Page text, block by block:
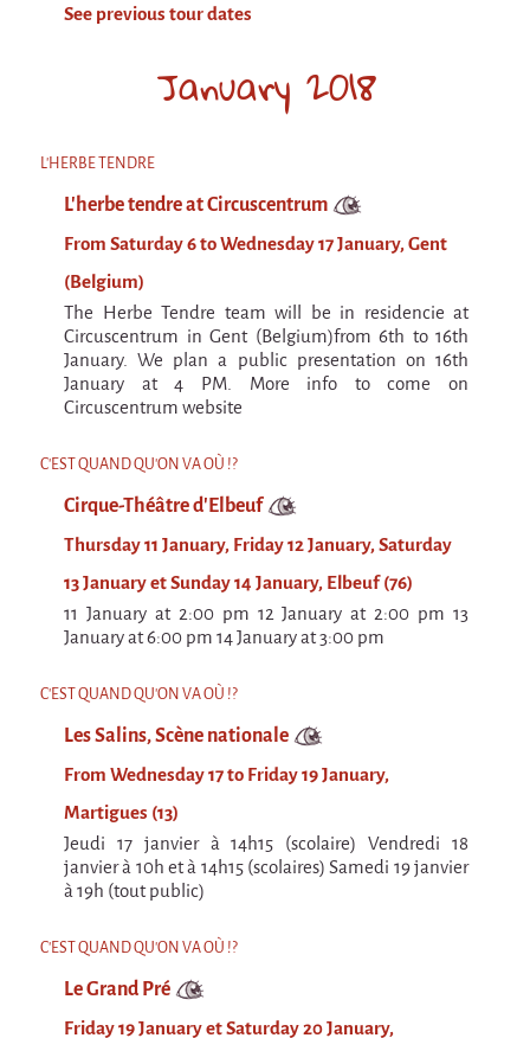
Muscle Pain
La Brise de la Pastille
L'âne & la carotte
Les maîtres du désordre
L'essaim - participative project surrounding
La Brise de la Pastille
Mad in Finland
Sans-culotte
Sans-culotte
New productions
Espèce d'idiot
Il va pleuvoir
Il va pleuvoir
And before that?
Risque ZérO
BOI
Capilotractées
Marathon
C'est quand qu'on va où !?
Roue de la Mort (Wheel of Death)
Sur le Chemin de la Route
L'herbe tendre
La F.R.A.P.
the Wagon Vagabond
Château Descartes
See previous tour dates
January 2018
L'HERBE TENDRE
L'herbe tendre at Circuscentrum
From Saturday 6 to Wednesday 17 January, Gent
(Belgium)
The Herbe Tendre team will be in residencie at
Circuscentrum in Gent (Belgium)from 6th to 16th
January. We plan a public presentation on 16th
January at 4 PM. More info to come on
Circuscentrum website
C'EST QUAND QU'ON VA OÙ !?
Cirque-Théâtre d'Elbeuf
Thursday 11 January, Friday 12 January, Saturday
13 January et Sunday 14 January, Elbeuf (76)
11 January at 2:00 pm 12 January at 2:00 pm 13
January at 6:00 pm 14 January at 3:00 pm
C'EST QUAND QU'ON VA OÙ !?
Les Salins, Scène nationale
From Wednesday 17 to Friday 19 January,
Martigues (13)
Jeudi 17 janvier à 14h15 (scolaire) Vendredi 18
janvier à 10h et à 14h15 (scolaires) Samedi 19 janvier
à 19h (tout public)
C'EST QUAND QU'ON VA OÙ !?
Le Grand Pré
Friday 19 January et Saturday 20 January,